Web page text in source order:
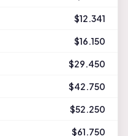
$12.341
$16.150
$29.450
$42.750
$52.250
$61.750